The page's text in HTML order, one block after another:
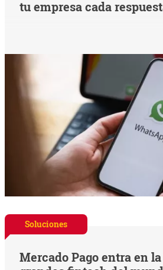
tu empresa cada
Soluciones
Mercado Pago entra en